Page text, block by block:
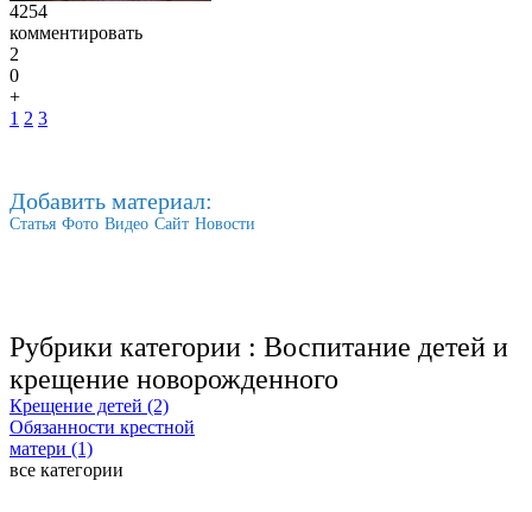
4254
комментировать
2
0
+
1 2 3
Добавить материал:
Статья Фото Видео Сайт Новости
Рубрики категории : Воспитание детей и
крещение новорожденного
Крещение детей (2)
Обязанности крестной
матери (1)
все категории